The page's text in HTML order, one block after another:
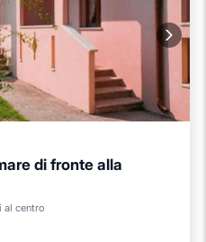
di fronte alla
al centro
acondicionado